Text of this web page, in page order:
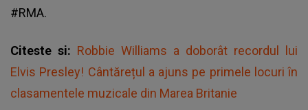
#RMA.
Citeste si: Robbie Williams a doborât recordul lui
Elvis Presley! Cântărețul a ajuns pe primele locuri în
clasamentele muzicale din Marea Britanie